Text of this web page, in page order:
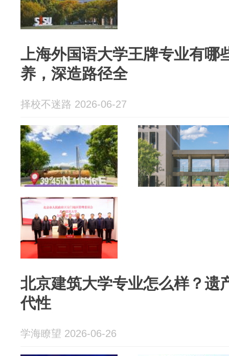
上海外国语大学王牌专业有哪
养，深造路径全
择校不迷路 2026-06-27
北京建筑大学专业怎么样？遗
代性
学海瞭望 2026-06-26